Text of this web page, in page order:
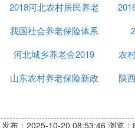
保险暂行办法
2018河北农村居民养老
保险
我国社会养老保险体系
河北城乡养老金2019 农
山东农村养老保险新政
陕
发布：2025-10-20 08:53:46 浏览：